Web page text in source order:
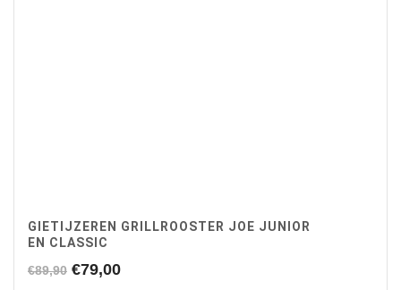
GIETIJZEREN GRILLROOSTER JOE JUNIOR
EN CLASSIC
€89,90 Oorspronkelijke
€79,00Huidige